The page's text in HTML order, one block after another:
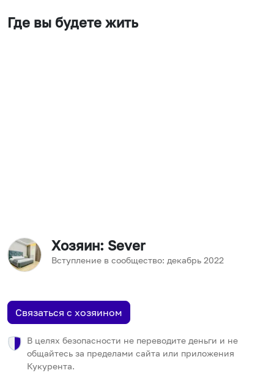
Где вы будете жить
Хозяин: Sever
Вступление в сообщество: декабрь 2022
Связаться с хозяином
В целях безопасности не переводите деньги и не
общайтесь за пределами сайта или приложения
Кукурента.